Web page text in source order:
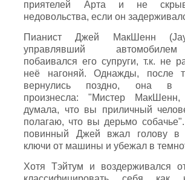
приятелей Арта и не
недовольства, если он
Пианист Джей МакШенн
управлявший
побаивался его супруги, т.к. не
неё нагоняй. Однажды, после
вернулись поздно, она в
произнесла: "Мистер МакШенн,
думала, что вы приличный
полагаю, что вы дерьмо
повинный Джей вжал голову в
ключи от машины и убежал в
Хотя Тэйтум и воздерживался